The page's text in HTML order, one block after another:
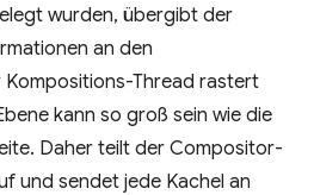
wurden, übergibt der
an den
Kompositions-Thread rastert
kann so groß sein wie die
Daher teilt der Compositor-
und sendet jede Kachel an